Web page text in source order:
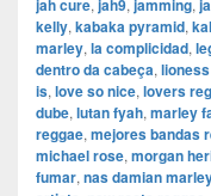
jah cure, jah9, jamming,
kelly, kabaka pyramid,
marley, la complicidad,
dentro da cabeça,
is, love so nice, lovers
dube, lutan fyah, marley
reggae, mejores bandas
michael rose, morgan
fumar, nas damian